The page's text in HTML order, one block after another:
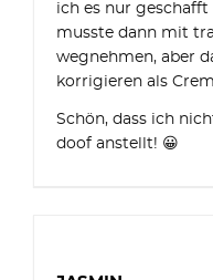
ich es nur
musste dann mit
wegnehmen, aber
korrigieren als
Schön, dass ich
doof anstellt! 😀